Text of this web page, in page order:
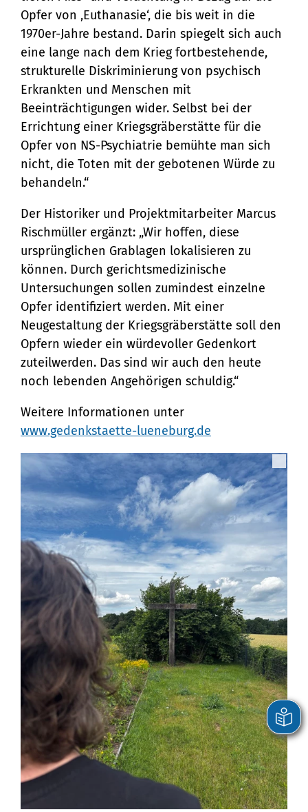
Opfer von ‚Euthanasie‘, die bis weit in die
1970er-Jahre bestand. Darin spiegelt sich auch
eine lange nach dem Krieg fortbestehende,
strukturelle Diskriminierung von psychisch
Erkrankten und Menschen mit
Beeinträchtigungen wider. Selbst bei der
Errichtung einer Kriegsgräberstätte für die
Opfer von NS-Psychiatrie bemühte man sich
nicht, die Toten mit der gebotenen Würde zu
behandeln.“
Der Historiker und Projektmitarbeiter Marcus
Rischmüller ergänzt: „Wir hoffen, diese
ursprünglichen Grablagen lokalisieren zu
können. Durch gerichtsmedizinische
Untersuchungen sollen zumindest einzelne
Opfer identifiziert werden. Mit einer
Neugestaltung der Kriegsgräberstätte soll den
Opfern wieder ein würdevoller Gedenkort
zuteilwerden. Das sind wir auch den heute
noch lebenden Angehörigen schuldig.“
Weitere Informationen unter
www.gedenkstaette-lueneburg.de